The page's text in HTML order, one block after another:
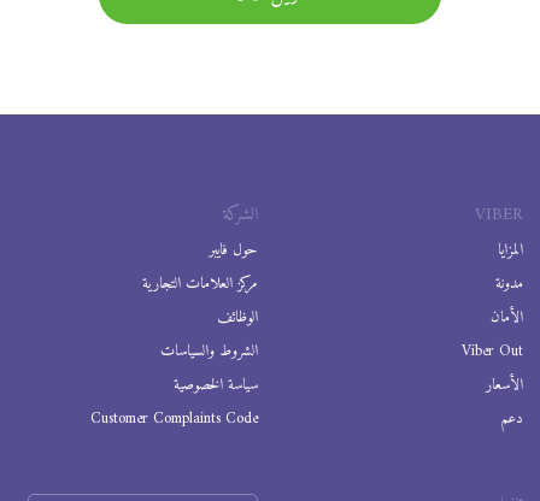
VIBER
المزايا
مدونة
الأمان
Viber Out
الأسعار
دعم
الشركة
حول فايبر
مركز العلامات التجارية
الوظائف
الشروط والسياسات
سياسة الخصوصية
Customer Complaints Code